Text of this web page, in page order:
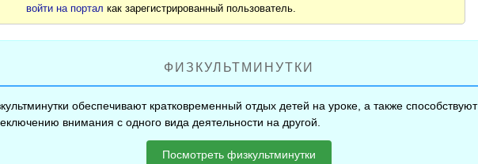
войти на портал как зарегистрированный пользователь.
ФИЗКУЛЬТМИНУТКИ
обеспечивают кратковременный отдых детей на уроке, а также способствуют
внимания с одного вида деятельности на другой.
Посмотреть физкультминутки